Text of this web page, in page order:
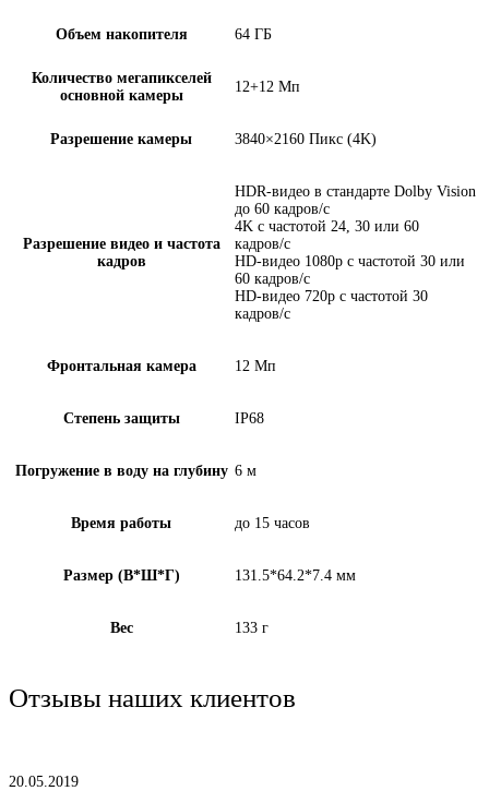
Объем накопителя 64 ГБ
Количество мегапикселей
основной камеры
12+12 Мп
Разрешение камеры 3840×2160 Пикс (4K)
Разрешение видео и частота
кадров
HDR‑видео в стандарте Dolby Vision
до 60 кадров/ с
4K с частотой 24, 30 или 60
кадров/ с
HD-видео 1080p с частотой 30 или
60 кадров/ с
HD-видео 720p с частотой 30
кадров/ с
Фронтальная камера 12 Мп
Степень защиты IP68
Погружение в воду на глубину 6 м
Время работы до 15 часов
Размер (В*Ш*Г) 131.5*64.2*7.4 мм
Вес 133 г
Отзывы наших клиентов
20.05.2019